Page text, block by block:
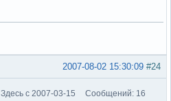
#24
2007-08-02 15:30:09
Здесь с 2007-03-15
Сообщений: 16